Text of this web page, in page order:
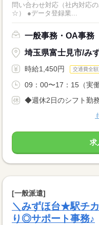
問い合わせ対応（社内対応
☆） ●データ登録業...
一般事務・OA事務
埼玉県富士見市/み
時給1,450円 交通費全
09：00〜17：15（実
◆週休2日のシフト勤
求
[一般派遣]
＼みずほ台★駅チ
り◎サポート事務♪